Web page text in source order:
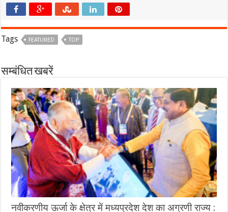
Tags FEATURED TOP
सम्बंधित खबरें
नवीकरणीय ऊर्जा के क्षेत्र में मध्यप्रदेश देश का अग्रणी राज्य :